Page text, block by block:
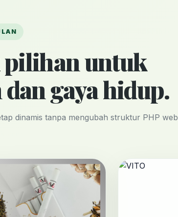
pilihan untuk
gaya hidup.
dinamis tanpa mengubah struktur PHP web